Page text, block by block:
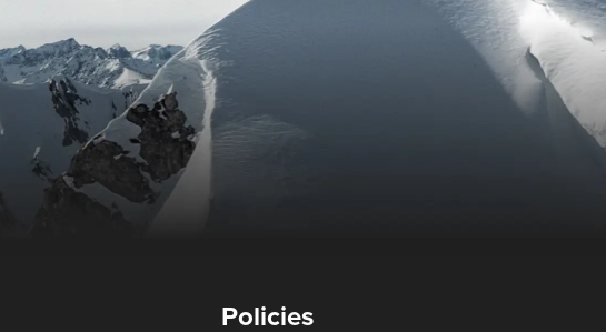
Policies